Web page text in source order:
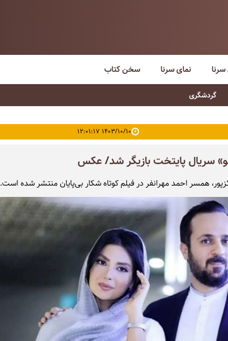
گردشگری
نمای سرنا سخن کتاب
۱۴۰۳/۱۰/۱۰ ۱۲:۰۱:۱۷
سریال پایتخت بازیگر شد/ عکس
همسر احمد مهرانفر در فیلم کوتاه شکار بی‌پایان منتشر شده است.